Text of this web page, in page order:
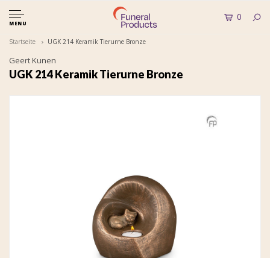
MENU
0
Startseite UGK 214 Keramik Tierurne Bronze
Geert Kunen
UGK 214 Keramik Tierurne Bronze